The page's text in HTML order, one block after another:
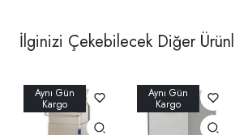
İlginizi Çekebilecek Diğer